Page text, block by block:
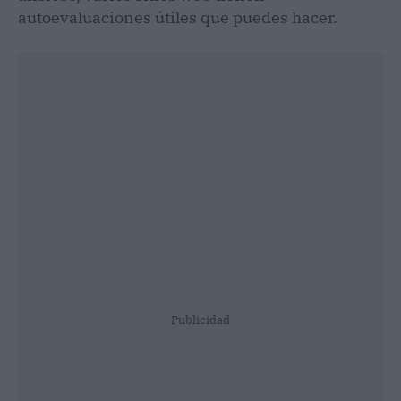
autoevaluaciones útiles que puedes hacer.
Publicidad